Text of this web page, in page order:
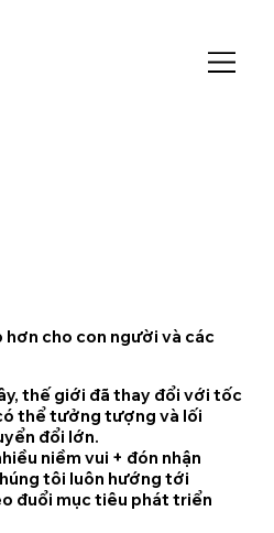
cho con người và các
thế giới đã thay đổi với tốc
thể tưởng tượng và lối
đổi lớn.
niềm vui + đón nhận
tôi luôn hướng tới
đuổi mục tiêu phát triển